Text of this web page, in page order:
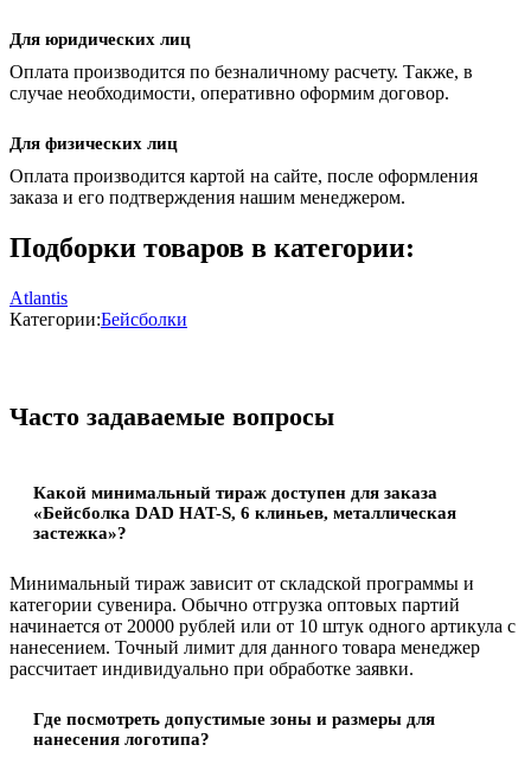
Для юридических лиц
Оплата производится по безналичному расчету. Также, в
случае необходимости, оперативно оформим договор.
Для физических лиц
Оплата производится картой на сайте, после оформления
заказа и его подтверждения нашим менеджером.
Подборки товаров в категории:
Atlantis
Категории:Бейсболки
Часто задаваемые вопросы
Какой минимальный тираж доступен для заказа
«Бейсболка DAD HAT-S, 6 клиньев, металлическая
застежка»?
Минимальный тираж зависит от складской программы и
категории сувенира. Обычно отгрузка оптовых партий
начинается от 20000 рублей или от 10 штук одного артикула с
нанесением. Точный лимит для данного товара менеджер
рассчитает индивидуально при обработке заявки.
Где посмотреть допустимые зоны и размеры для
нанесения логотипа?